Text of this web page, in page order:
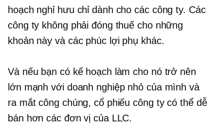
hoạch nghỉ hưu chỉ dành cho các công ty. Các
công ty không phải đóng thuế cho những
khoản này và các phúc lợi phụ khác.
Và nếu bạn có kế hoạch làm cho nó trở nên
lớn mạnh với doanh nghiệp nhỏ của mình và
ra mắt công chúng, cổ phiếu công ty có thể dễ
bán hơn các đơn vị của LLC.